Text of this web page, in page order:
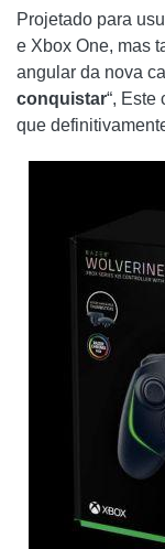
Projetado para
e Xbox One, mas
angular da nova
conquistar“, Este
que